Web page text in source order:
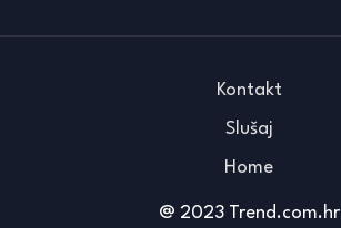
@ 2023 Trend.com.hr
Kontakt
Slušaj
Home